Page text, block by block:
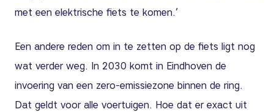
met een elektrische fiets te komen.’
Een andere reden om in te zetten op de fiets ligt nog
wat verder weg. In 2030 komt in Eindhoven de
invoering van een zero-emissiezone binnen de ring.
Dat geldt voor alle voertuigen. Hoe dat er exact uit